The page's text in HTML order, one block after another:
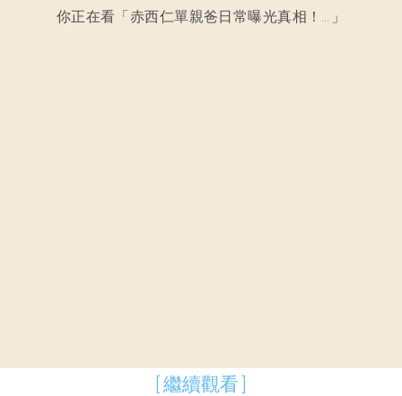
你正在看「 赤西仁單親爸日常曝光真相！ REDWEST巡演門票秒殺！ 」
[ 繼續觀看 ]